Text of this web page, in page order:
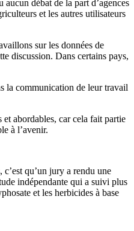
débat de la part d’agences
et les autres utilisateurs
sur les données de
discussion. Dans certains pays,
la communication de leur travail
abordables, car cela fait partie
à l’avenir.
qu’un jury a rendu une
indépendante qui a suivi plus
et les herbicides à base